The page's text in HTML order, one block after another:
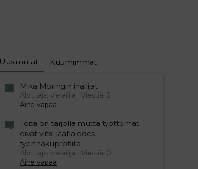
Uusimmat Kuumimmat
Mika Moringin ihailijat
Aloittaja: vierailija
Viestiä: 3
Aihe vapaa
Töitä on tarjolla mutta työttömät
eivät viitsi laatia edes
työnhakuprofiilia
Aloittaja: vierailija
Viestiä: 0
Aihe vapaa